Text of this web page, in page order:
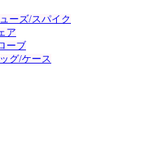
ーズ/スパイク
ア
ーブ
グ/ケース